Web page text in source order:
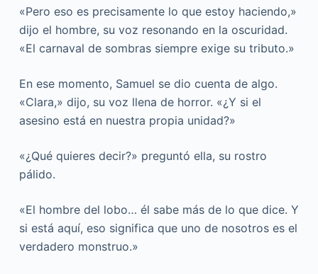
«Pero eso es precisamente lo que estoy haciendo,»
dijo el hombre, su voz resonando en la oscuridad.
«El carnaval de sombras siempre exige su tributo.»
En ese momento, Samuel se dio cuenta de algo.
«Clara,» dijo, su voz llena de horror. «¿Y si el
asesino está en nuestra propia unidad?»
«¿Qué quieres decir?» preguntó ella, su rostro
pálido.
«El hombre del lobo… él sabe más de lo que dice. Y
si está aquí, eso significa que uno de nosotros es el
verdadero monstruo.»